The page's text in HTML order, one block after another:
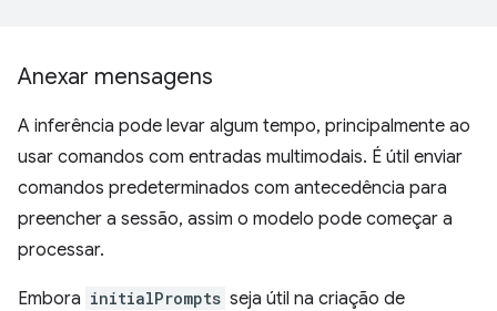
Anexar mensagens
A inferência pode levar algum tempo, principalmente ao
usar comandos com entradas multimodais. É útil enviar
comandos predeterminados com antecedência para
preencher a sessão, assim o modelo pode começar a
processar.
Embora initialPrompts seja útil na criação de